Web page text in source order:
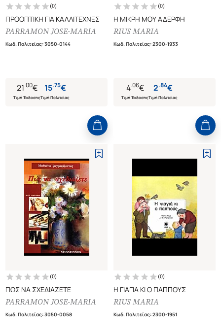
(0)
ΠΡΟΟΠΤΙΚΗ ΓΙΑ ΚΑΛΛΙΤΕΧΝΕΣ
PARRAMON JOSE-MARIA
Κωδ. Πολιτείας:3050-0144
21.00€
Τιμή Έκδοσης
15.75€
Τιμή Πολιτείας
(0)
Η ΜΙΚΡΗ ΜΟΥ ΑΔΕΡΦΗ
RIUS MARIA
Κωδ. Πολιτείας:2300-1933
4.06€
Τιμή Έκδοσης
2.84€
Τιμή Πολιτείας
(0)
ΠΩΣ ΝΑ ΣΧΕΔΙΑΖΕΤΕ
PARRAMON JOSE-MARIA
Κωδ. Πολιτείας:3050-0058
(0)
Η ΓΙΑΓΙΑ ΚΙ Ο ΠΑΠΠΟΥΣ
RIUS MARIA
Κωδ. Πολιτείας:2300-1951